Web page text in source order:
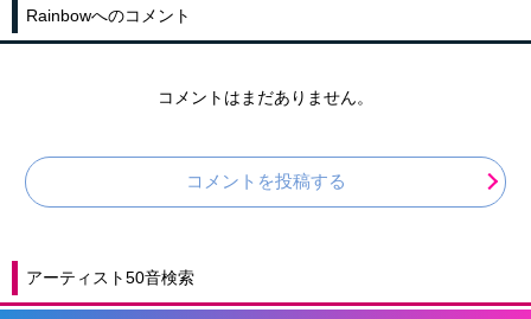
Rainbowへのコメント
コメントはまだありません。
コメントを投稿する
アーティスト50音検索